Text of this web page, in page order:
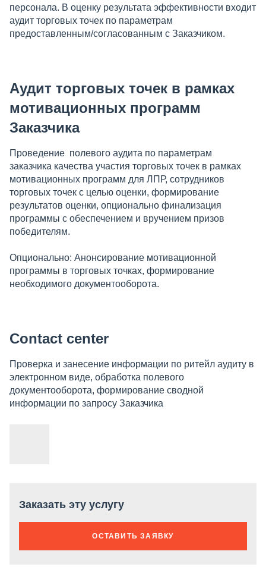
персонала. В оценку результата эффективности входит
аудит торговых точек по параметрам
предоставленным/согласованным с Заказчиком.
Аудит торговых точек в рамках
мотивационных программ
Заказчика
Проведение полевого аудита по параметрам
заказчика качества участия торговых точек в рамках
мотивационных программ для ЛПР, сотрудников
торговых точек с целью оценки, формирование
результатов оценки, опционально финализация
программы с обеспечением и вручением призов
победителям.
Опционально: Анонсирование мотивационной
программы в торговых точках, формирование
необходимого документооборота.
Contact center
Проверка и занесение информации по ритейл аудиту в
электронном виде, обработка полевого
документооборота, формирование сводной
информации по запросу Заказчика
Заказать эту услугу
ОСТАВИТЬ ЗАЯВКУ